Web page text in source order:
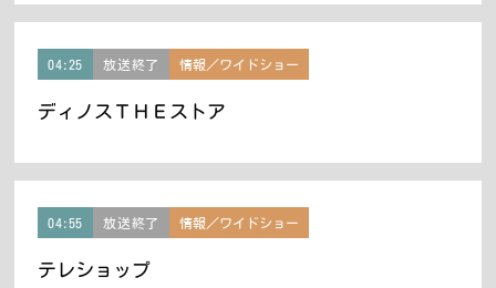
04:25 放送終了 情報／ワイドショー
ディノスＴＨＥストア
04:55 放送終了 情報／ワイドショー
テレショップ